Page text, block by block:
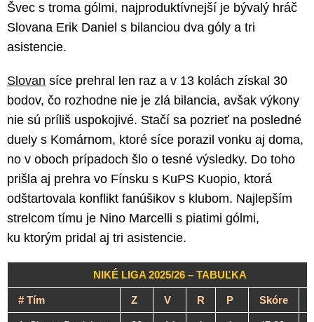
Švec s troma gólmi, najproduktívnejší je bývalý hráč
Slovana Erik Daniel s bilanciou dva góly a tri
asistencie.
Slovan síce prehral len raz a v 13 kolách získal 30
bodov, čo rozhodne nie je zlá bilancia, avšak výkony
nie sú príliš uspokojivé. Stačí sa pozrieť na posledné
duely s Komárnom, ktoré síce porazil vonku aj doma,
no v oboch prípadoch šlo o tesné výsledky. Do toho
prišla aj prehra vo Fínsku s KuPS Kuopio, ktorá
odštartovala konflikt fanúšikov s klubom. Najlepším
strelcom tímu je Nino Marcelli s piatimi gólmi,
ku ktorým pridal aj tri asistencie.
NIKÉ LIGA 2025/26 – TABUĽKA
# Tím Z V R P Skóre